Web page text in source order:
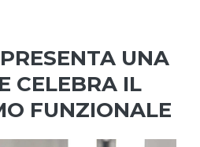
UNA
CELEBRA IL
FUNZIONALE